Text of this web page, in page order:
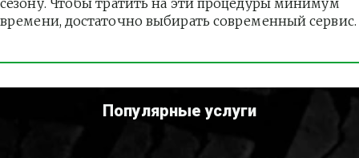
сезону. Чтобы тратить на эти процедуры минимум
времени, достаточно выбирать современный сервис.
Популярные услуги